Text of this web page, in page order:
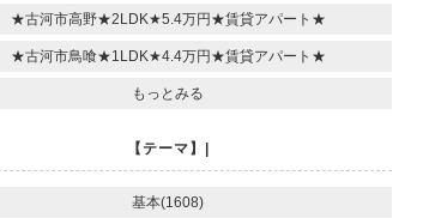
★古河市高野★2LDK★5.4万円★賃貸アパート★
★古河市鳥喰★1LDK★4.4万円★賃貸アパート★
もっとみる
【テーマ】|
基本(1608)